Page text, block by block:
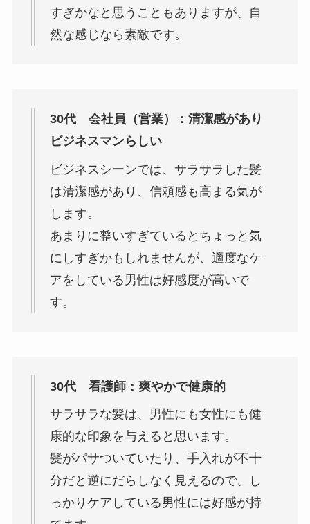
すぎかなと思うこともありますが、自
然な感じなら素敵です。
30代 会社員（営業）：清潔感があり
ビジネスマンらしい
ビジネスシーンでは、サラサラした髪
は清潔感があり、信頼感も高まる気が
します。
あまりに整いすぎているとちょっと気
にしすぎかもしれませんが、適度なケ
アをしている男性は好感度が高いで
す。
30代 看護師：爽やかで健康的
サラサラな髪は、男性にも女性にも健
康的な印象を与えると思います。
髪がパサついていたり、手入れが不十
分だと逆にだらしなく見えるので、し
っかりケアしている男性には好感が持